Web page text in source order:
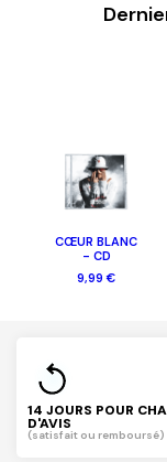
CŒUR BLANC
- CD
9,99 €
14 JOURS POUR
D'AVIS
(satisfait ou remboursé)